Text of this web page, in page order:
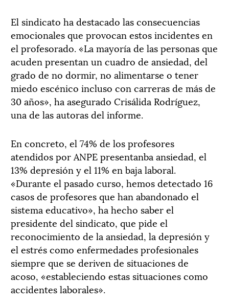
El sindicato ha destacado las consecuencias
emocionales que provocan estos incidentes en
el profesorado. «La mayoría de las personas que
acuden presentan un cuadro de ansiedad, del
grado de no dormir, no alimentarse o tener
miedo escénico incluso con carreras de más de
30 años», ha asegurado Crisálida Rodríguez,
una de las autoras del informe.
En concreto, el 74% de los profesores
atendidos por ANPE presentanba ansiedad, el
13% depresión y el 11% en baja laboral.
«Durante el pasado curso, hemos detectado 16
casos de profesores que han abandonado el
sistema educativo», ha hecho saber el
presidente del sindicato, que pide el
reconocimiento de la ansiedad, la depresión y
el estrés como enfermedades profesionales
siempre que se deriven de situaciones de
acoso, «estableciendo estas situaciones como
accidentes laborales».